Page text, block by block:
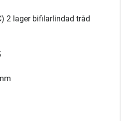
2 lager bifilarlindad tråd